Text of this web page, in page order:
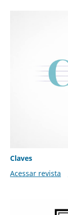
Claves
Acessar revista